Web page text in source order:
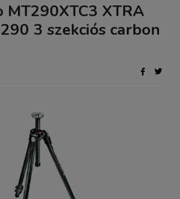
XTRA
3 szekciós carbon